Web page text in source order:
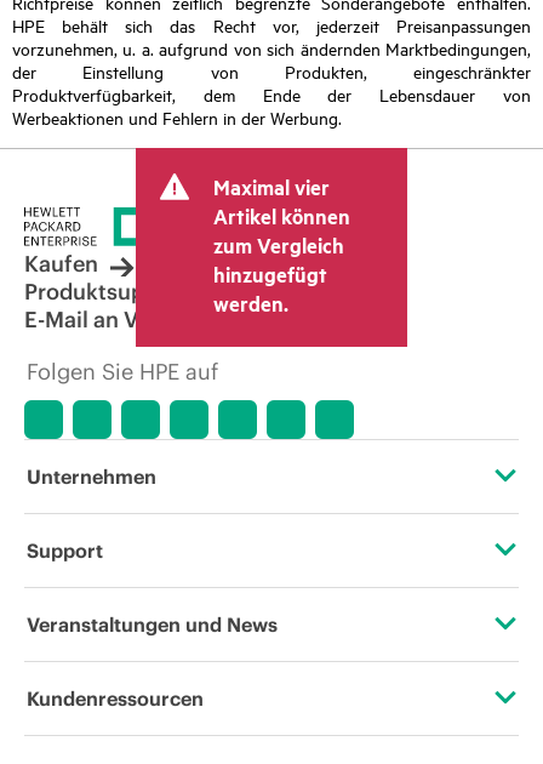
HPE behält sich das Recht vor, jederzeit Preisanpassungen
vorzunehmen, u. a. aufgrund von sich ändernden Marktbedingungen,
der Einstellung von Produkten, eingeschränkter
Produktverfügbarkeit, dem Ende der Lebensdauer von
Werbeaktionen und Fehlern in der Werbung.
Maximal vier
Artikel können
zum Vergleich
hinzugefügt
werden.
Kaufen
Produktsupport
E-Mail an Vertrieb
Folgen Sie HPE auf
Unternehmen
Über HPE
Unternehmensverantwortung
Support
Operational Support Services
Veranstaltungen und News
Veranstaltungen
Kundenressourcen